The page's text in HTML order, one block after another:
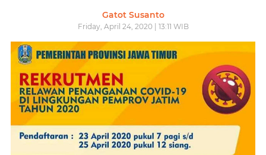
Gatot Susanto
Friday, April 24, 2020 | 13:11 WIB